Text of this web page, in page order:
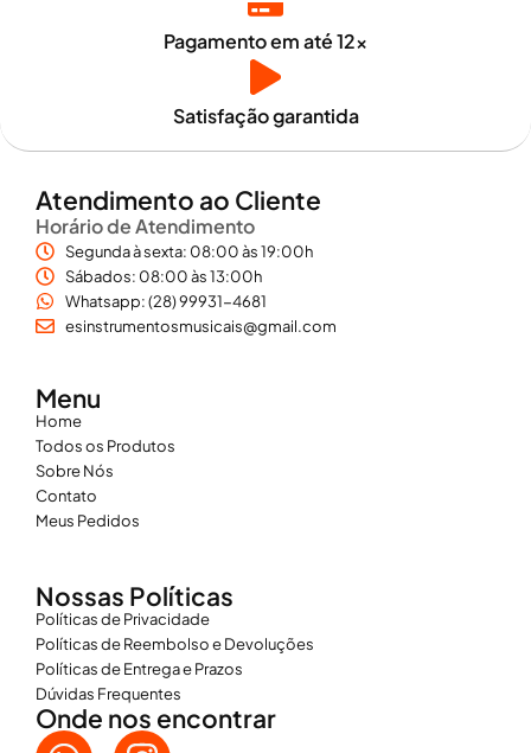
Pagamento em até 12x
Satisfação garantida
Atendimento ao Cliente
Horário de Atendimento
Segunda à sexta: 08:00 às 19:00h
Sábados: 08:00 às 13:00h
Whatsapp: (28) 99931-4681
esinstrumentosmusicais@gmail.com
Menu
Home
Todos os Produtos
Sobre Nós
Contato
Meus Pedidos
Nossas Políticas
Políticas de Privacidade
Políticas de Reembolso e Devoluções
Políticas de Entrega e Prazos
Dúvidas Frequentes
Onde nos encontrar